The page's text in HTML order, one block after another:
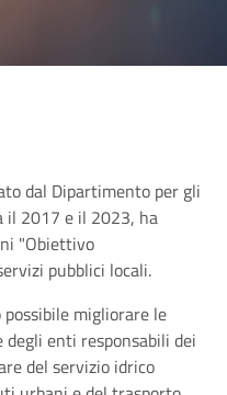
dal Dipartimento per gli
il 2017 e il 2023, ha
"Obiettivo
pubblici locali.
migliorare le
enti responsabili dei
del servizio idrico